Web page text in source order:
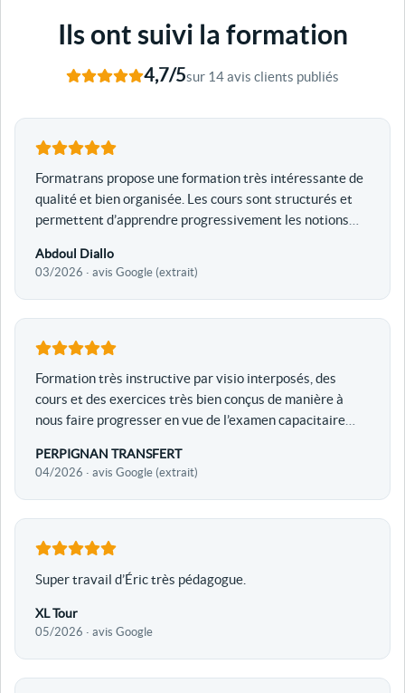
Ils ont suivi la formation
4,7/5sur 14 avis clients publiés
Formatrans propose une formation très intéressante de
qualité et bien organisée. Les cours sont structurés et
permettent d’apprendre progressivement les notions
Abdoul Diallo
03/2026 · avis Google (extrait)
Formation très instructive par visio interposés, des
cours et des exercices très bien conçus de manière à
nous faire progresser en vue de l’examen capacitaire…
PERPIGNAN TRANSFERT
04/2026 · avis Google (extrait)
Super travail d’Éric très pédagogue.
XL Tour
05/2026 · avis Google